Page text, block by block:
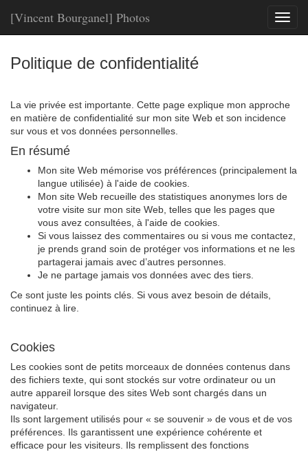
Toggle
[Vincent Bourganel] Photos
Politique de confidentialité
La vie privée est importante. Cette page explique mon approche
en matière de confidentialité sur mon site Web et son incidence
sur vous et vos données personnelles.
En résumé
Mon site Web mémorise vos préférences (principalement la
langue utilisée) à l'aide de cookies.
Mon site Web recueille des statistiques anonymes lors de
votre visite sur mon site Web, telles que les pages que
vous avez consultées, à l'aide de cookies.
Si vous laissez des commentaires ou si vous me contactez,
je prends grand soin de protéger vos informations et ne les
partagerai jamais avec d’autres personnes.
Je ne partage jamais vos données avec des tiers.
Ce sont juste les points clés. Si vous avez besoin de détails,
continuez à lire.
Cookies
Les cookies sont de petits morceaux de données contenus dans
des fichiers texte, qui sont stockés sur votre ordinateur ou un
autre appareil lorsque des sites Web sont chargés dans un
navigateur.
Ils sont largement utilisés pour « se souvenir » de vous et de vos
préférences. Ils garantissent une expérience cohérente et
efficace pour les visiteurs. Ils remplissent des fonctions